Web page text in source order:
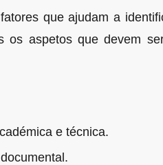
que ajudam a
os aspetos que devem
e técnica.